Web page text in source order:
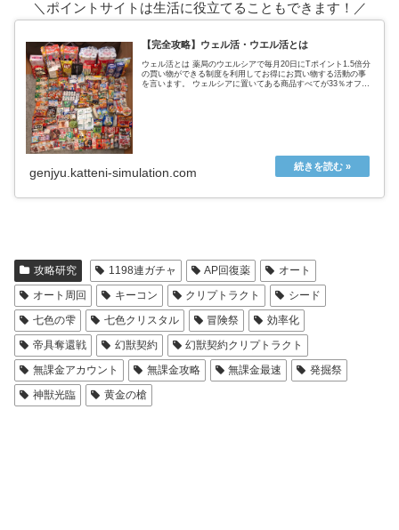
＼ポイントサイトは生活に役立てることもできます！／
【完全攻略】ウェル活・ウエル活とは
ウェル活とは 薬局のウエルシアで毎月20日にTポイント1.5倍分
の買い物ができる制度を利用してお得にお買い物する活動の事
を言います。 ウェルシアに置いてある商品すべてが33％オフに
genjyu.katteni-simulation.com
攻略研究 1198連ガチャ AP回復薬
オート
オート周回
キーコン クリプトラクト
シード
七色の雫
七色クリスタル 冒険祭
効率化
帝具奪還戦
幻獣契約
幻獣契約クリプトラクト
無課金アカウント
無課金攻略 無課金最速
発掘祭
神獣光臨
黄金の槍